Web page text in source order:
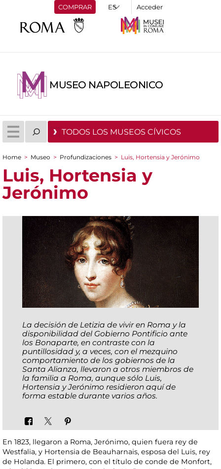
COMPRAR Acceder
MUSEO NAPOLEONICO
TODOS LOS MUSEOS CÍVICOS
You are here
Home > Museo > Profundizaciones > Luis, Hortensia y Jerónimo
Luis, Hortensia y
Jerónimo
La decisión de Letizia de vivir en Roma y la
disponibilidad del Gobierno Pontificio ante
los Bonaparte, en contraste con la
puntillosidad y, a veces, con el mezquino
comportamiento de los gobiernos de la
Santa Alianza, llevaron a otros miembros de
la familia a Roma, aunque sólo Luis,
Hortensia y Jerónimo residieron aquí de
forma estable durante varios años.
En 1823, llegaron a Roma, Jerónimo, quien fuera rey de
Westfalia, y Hortensia de Beauharnais, esposa del Luis, rey
de Holanda. El primero, con el título de conde de Monfort,